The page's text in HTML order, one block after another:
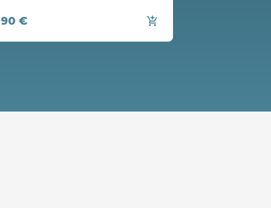
€ add_shopping_cart